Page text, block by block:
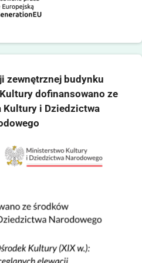
zewnętrznej budynku
dofinansowano ze
i Dziedzictwa